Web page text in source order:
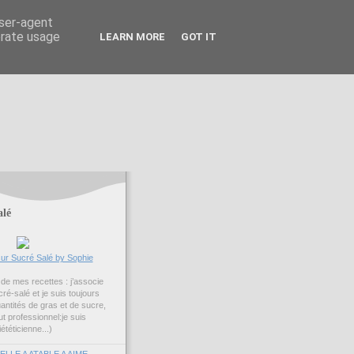
Sucré Salé by Sophie
mes recettes : j’associe
salé et je suis toujours
de gras et de sucre,
professionnel:je suis
agent
usage
LEARN MORE GOT IT